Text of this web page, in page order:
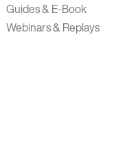
Guides & E-Book
Webinars & Replays